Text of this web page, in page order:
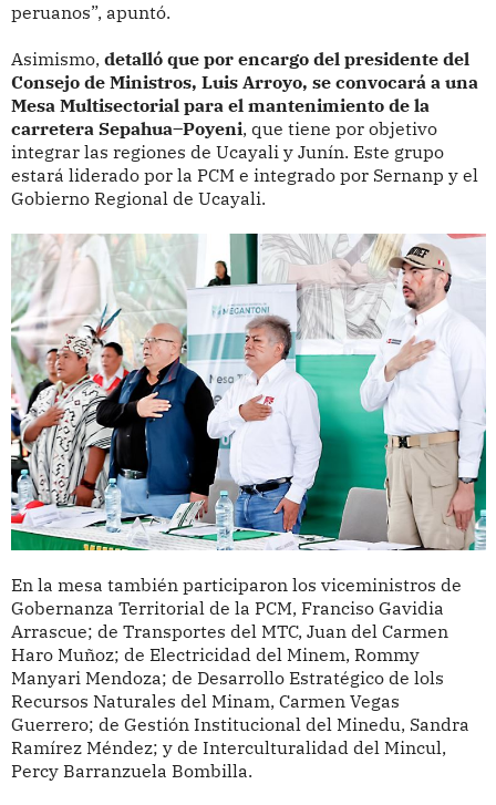
peruanos”, apuntó.
Asimismo, detalló que por encargo del presidente del
Consejo de Ministros, Luis Arroyo, se convocará a una
Mesa Multisectorial para el mantenimiento de la
carretera Sepahua–Poyeni, que tiene por objetivo
integrar las regiones de Ucayali y Junín. Este grupo
estará liderado por la PCM e integrado por Sernanp y el
Gobierno Regional de Ucayali.
En la mesa también participaron los viceministros de
Gobernanza Territorial de la PCM, Franciso Gavidia
Arrascue; de Transportes del MTC, Juan del Carmen
Haro Muñoz; de Electricidad del Minem, Rommy
Manyari Mendoza; de Desarrollo Estratégico de lols
Recursos Naturales del Minam, Carmen Vegas
Guerrero; de Gestión Institucional del Minedu, Sandra
Ramírez Méndez; y de Interculturalidad del Mincul,
Percy Barranzuela Bombilla.